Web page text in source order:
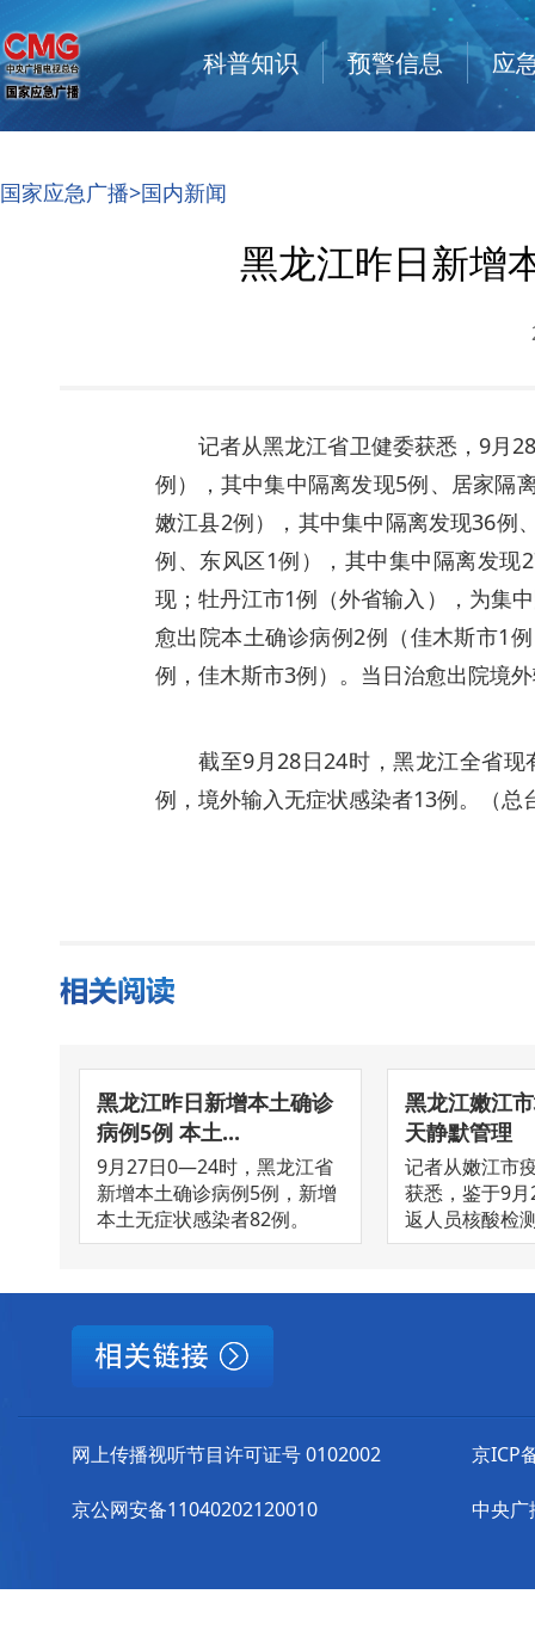
科普知识 预警信息 应
国家应急广播>国内新闻
黑龙江昨日新增
记者从黑龙江省卫健委获悉，9月
例），其中集中隔离发现5例、居家隔
嫩江县2例），其中集中隔离发现36例
例、东风区1例），其中集中隔离发现
现；牡丹江市1例（外省输入），为集
愈出院本土确诊病例2例（佳木斯市1
例，佳木斯市3例）。当日治愈出院境
截至9月28日24时，黑龙江全省
例，境外输入无症状感染者13例。（总
黑龙江昨日新增本土确诊
病例5例 本土...
9月27日0—24时，黑龙江省
新增本土确诊病例5例，新增
本土无症状感染者82例。
黑龙江嫩江
天静默管理
记者从嫩江市
获悉，鉴于9
返人员核酸检
网上传播视听节目许可证号 0102002
京公网安备11040202120010
京ICP
中央广